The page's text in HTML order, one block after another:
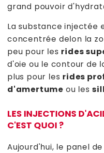
grand pouvoir
La substance injectée
concentrée delon la
peu pour les rides
d'oie ou le contour de
plus pour les rides
d'amertume ou les
LES INJECTIONS
C'EST QUOI ?
Aujourd'hui, le panel